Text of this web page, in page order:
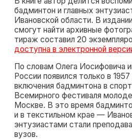
бадминтон и главных
Ивановской области. В
смогут найти архивные
тираж составил 20
доступна в электронной
По словам Олега Иосифовича
России появился только в
включения бадминтона в
Всемирного фестиваля
Москве. В это время
и в текстильном крае —
энтузиастами стали
вузов.